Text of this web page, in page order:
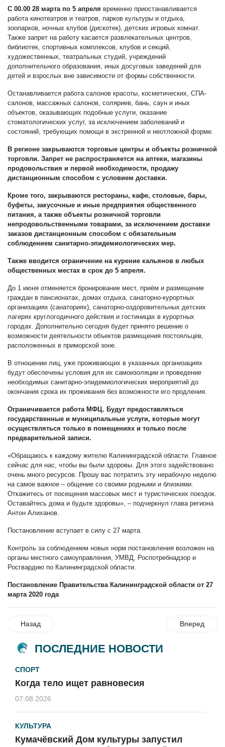
С 00.00 28 марта по 5 апреля временно приостанавливается
работа кинотеатров и театров, парков культуры и отдыха,
зоопарков, ночных клубов (дискотек), детских игровых комнат.
Также запрет на работу касается развлекательных центров,
библиотек, спортивных комплексов, клубов и секций,
художественных, театральных студий, учреждений
дополнительного образования, иных досуговых заведений для
детей и взрослых вне зависимости от формы собственности.
Останавливается работа салонов красоты, косметических, СПА-
салонов, массажных салонов, соляриев, бань, саун и иных
объектов, оказывающих подобные услуги, оказание
стоматологических услуг, за исключением заболеваний и
состояний, требующих помощи в экстренной и неотложной форме.
В регионе закрываются торговые центры и объекты розничной
торговли. Запрет не распространяется на аптеки, магазины
продовольствия и первой необходимости, продажу
дистанционным способом с условием доставки.
Кроме того, закрываются рестораны, кафе, столовые, бары,
буфеты, закусочные и иные предприятия общественного
питания, а также объекты розничной торговли
непродовольственными товарами, за исключением доставки
заказов дистанционным способом с обязательным
соблюдением санитарно-эпидемиологических мер.
Также вводится ограничение на курение кальянов в любых
общественных местах в срок до 5 апреля.
До 1 июня отменяется бронирование мест, приём и размещение
граждан в пансионатах, домах отдыха, санаторно-курортных
организациях (санаториях), санаторно-оздоровительных детских
лагерях круглогодичного действия и гостиницах в курортных
городах. Дополнительно сегодня будет принято решение о
возможности деятельности объектов размещения постояльцев,
расположенных в приморской зоне.
В отношении лиц, уже проживающих в указанных организациях
будут обеспечены условия для их самоизоляции и проведение
необходимых санитарно-эпидемиологических мероприятий до
окончания срока их проживания без возможности его продления.
Ограничивается работа МФЦ. Будут предоставляться
государственные и муниципальные услуги, которые могут
осуществляться только в помещениях и только после
предварительной записи.
«Обращаюсь к каждому жителю Калининградской области. Главное
сейчас для нас, чтобы вы были здоровы. Для этого задействовано
очень много ресурсов. Прошу вас потратить эту нерабочую неделю
на самое важное – общение со своими родными и близкими.
Откажитесь от посещения массовых мест и туристических поездок.
Оставайтесь дома и будьте здоровы», – подчеркнул глава региона
Антон Алиханов.
Постановление вступает в силу с 27 марта.
Контроль за соблюдением новых норм постановления возложен на
органы местного самоуправления, УМВД, Роспотребнадзор и
Росгвардию по Калининградской области.
Постановление Правительства Калининградской области от 27
марта 2020 года
Назад Вперед
ПОСЛЕДНИЕ НОВОСТИ
СПОРТ
Когда тело ищет равновесия
07.08.2026
КУЛЬТУРА
Кумачёвский Дом культуры запустил